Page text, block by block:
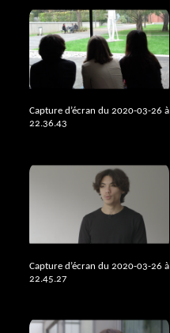
Capture d’écran du 2020-03-26 à
22.36.43
Capture d’écran du 2020-03-26 à
22.45.27